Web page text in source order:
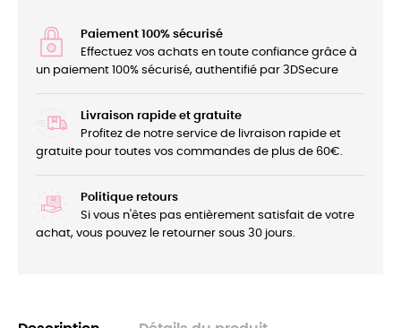
Paiement 100% sécurisé
Effectuez vos achats en toute confiance grâce à
un paiement 100% sécurisé, authentifié par 3DSecure
Livraison rapide et gratuite
Profitez de notre service de livraison rapide et
gratuite pour toutes vos commandes de plus de 60€.
Politique retours
Si vous n'êtes pas entièrement satisfait de votre
achat, vous pouvez le retourner sous 30 jours.